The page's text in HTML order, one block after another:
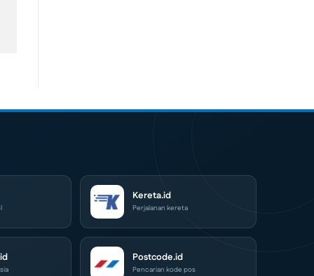
Kereta.id
Perjalanan kereta
Postcode.id
Pencarian kode pos